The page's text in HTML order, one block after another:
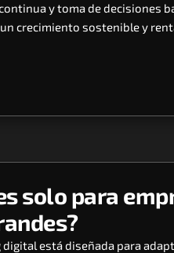
y toma de decisiones
crecimiento sostenible y
solo para
está diseñada para